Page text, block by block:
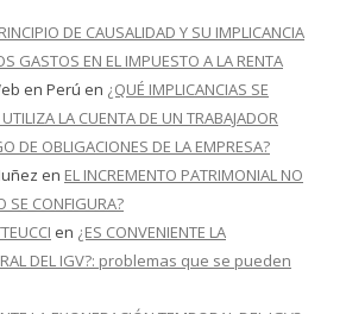
DE CAUSALIDAD Y SU IMPLICANCIA
GASTOS EN EL IMPUESTO A LA RENTA
en Perú en ¿QUÉ IMPLICANCIAS SE
LA CUENTA DE UN TRABAJADOR
DE OBLIGACIONES DE LA EMPRESA?
en EL INCREMENTO PATRIMONIAL NO
SE CONFIGURA?
en ¿ES CONVENIENTE LA
DEL IGV?: problemas que se pueden